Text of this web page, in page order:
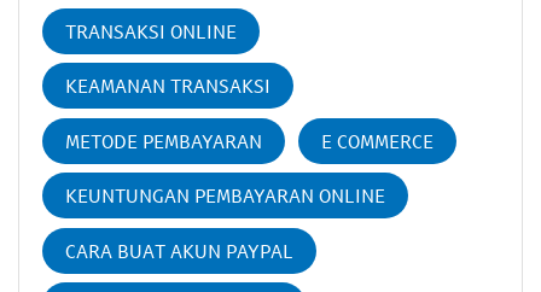
TRANSAKSI ONLINE
KEAMANAN TRANSAKSI
METODE PEMBAYARAN E COMMERCE
KEUNTUNGAN PEMBAYARAN ONLINE
CARA BUAT AKUN PAYPAL